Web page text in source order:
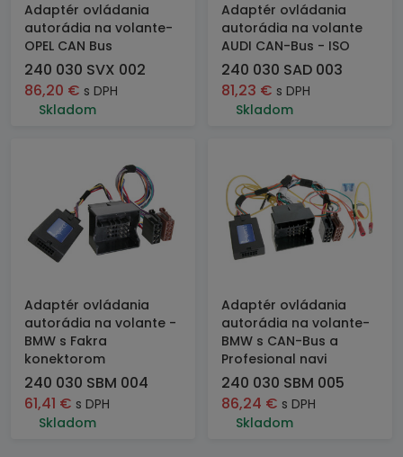
Adaptér ovládania
autorádia na volante-
OPEL CAN Bus
240 030 SVX 002
86,20 € s DPH
Skladom
Adaptér ovládania
autorádia na volante
AUDI CAN-Bus - ISO
240 030 SAD 003
81,23 € s DPH
Skladom
Adaptér ovládania
autorádia na volante -
BMW s Fakra
konektorom
240 030 SBM 004
61,41 € s DPH
Skladom
Adaptér ovládania
autorádia na volante-
BMW s CAN-Bus a
Profesional navi
240 030 SBM 005
86,24 € s DPH
Skladom